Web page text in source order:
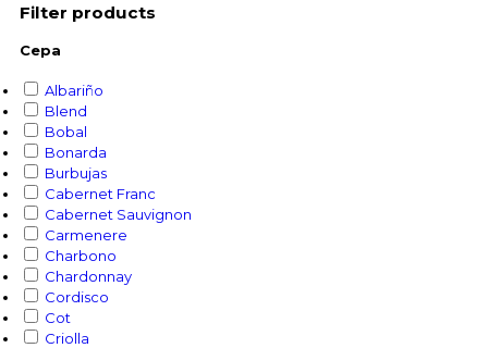
Filter products
Cepa
Albariño
Blend
Bobal
Bonarda
Burbujas
Cabernet Franc
Cabernet Sauvignon
Carmenere
Charbono
Chardonnay
Cordisco
Cot
Criolla